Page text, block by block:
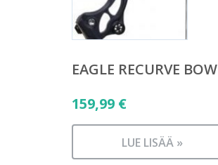
EAGLE RECURVE BOW
159,99 €
LUE LISÄÄ »